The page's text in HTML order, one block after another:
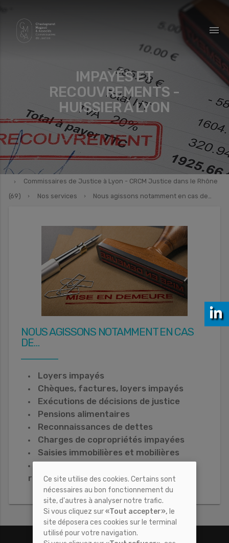
menu
IMPAYÉS ET
RECOUVREMENTS -
HUISSIER À LYON
Commissaires de Justice à Lyon - CRCM Justice dans le Rhône
(69)
Nos services Nous agissons notamment en cas de…
NOUS AGISSONS NOTAMMENT EN CAS
DE…
Loyers impayés
Chèques, factures, loyers impayés
Exécutions de décisions de justice
Pensions alimentaires
Reconnaissances de dettes
Charges de copropriétés impayées
Saisies immobilières et mobilières
rémunérations
Ce site utilise des cookies. Certains sont
nécessaires au bon fonctionnement du
site, d'autres à analyser notre trafic.
Si vous cliquez sur«Tout accepter», le
site déposera ces cookies sur le terminal
utilisé pour votre navigation.